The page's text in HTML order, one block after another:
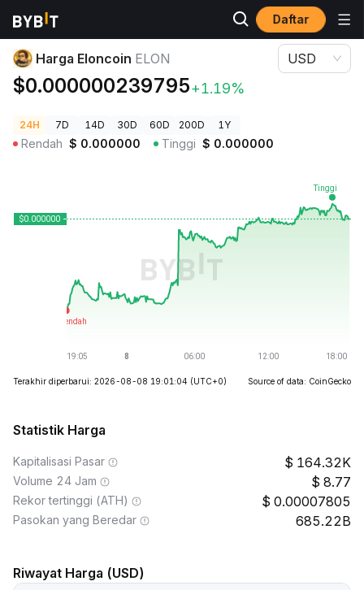
Daftar
Harga Kripto
Harga Eloncoin ELON
$0.000000239795+1.19%
USD
24H 7D 14D 30D 60D 200D 1Y
Rendah $ 0.000000 Tinggi $ 0.000000
Terakhir diperbarui: 2026-08-08 19:01:04 (UTC+0) Source of data: CoinGecko
Statistik Harga
Kapitalisasi Pasar 164.32K
Volume 24 Jam 8.77
Rekor tertinggi (ATH) 0.00007805
Pasokan yang Beredar 685.22B
Riwayat Harga (USD)